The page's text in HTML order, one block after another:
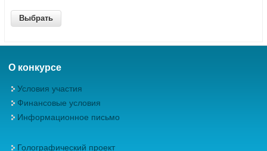
О конкурсе
Условия участия
Финансовые условия
Информационное письмо
Голографический проект